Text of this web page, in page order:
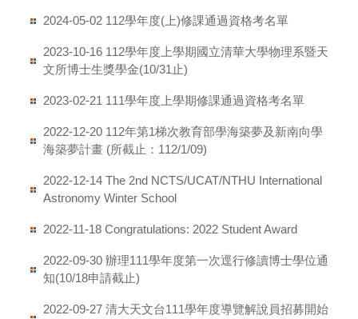
2024-05-02 112學年度(上)修課通過資格考名單
2023-10-16 112學年度上學期國立清華大學物理系暨天
文所博士生獎學金(10/31止)
2023-02-21 111學年度上學期修課通過資格考名單
2022-12-20 112年第1梯次教育部學海築夢及新南向學
海築夢計畫 (所截止：112/1/09)
2022-12-14The 2nd NCTS/UCAT/NTHU International
Astronomy Winter School
2022-11-18Congratulations: 2022 Student Award
2022-09-30辦理111學年度第一次逕行修讀博士學位通
知(10/18申請截止)
2022-09-27清大天文台111學年度導覽解說員招募開始